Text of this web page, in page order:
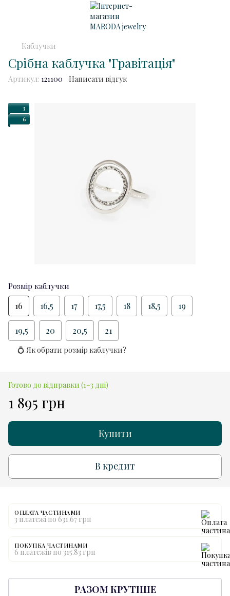
Каблучки
Срібна каблучка "Гравітація"
Артикул: 121100 Написати відгук
3
6
Розмір каблучки
16 16,5 17 17,5 18 18,5 19
19,5 20 20,5 21
💍 Як обрати розмір каблучки?
Готово до відправки (1–3 дні)
1 895 грн
Купити
В кредит
ОПЛАТА ЧАСТИНАМИ
3 платежі по 631.67 грн
ПОКУПКА ЧАСТИНАМИ
6 платежів по 315.83 грн
РАЗОМ КРУТІШЕ